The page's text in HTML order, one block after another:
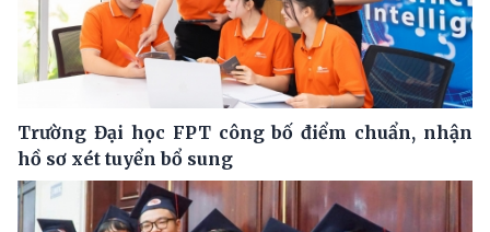
Trường Đại học FPT công bố điểm chuẩn, nhận
hồ sơ xét tuyển bổ sung